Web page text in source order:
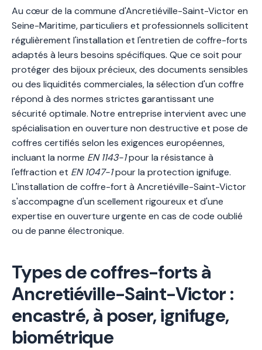
Au cœur de la commune d'Ancretiéville-Saint-Victor en
Seine-Maritime, particuliers et professionnels sollicitent
régulièrement l'installation et l'entretien de coffre-forts
adaptés à leurs besoins spécifiques. Que ce soit pour
protéger des bijoux précieux, des documents sensibles
ou des liquidités commerciales, la sélection d'un coffre
répond à des normes strictes garantissant une
sécurité optimale. Notre entreprise intervient avec une
spécialisation en ouverture non destructive et pose de
coffres certifiés selon les exigences européennes,
incluant la norme EN 1143-1pour la résistance à
l'effraction et EN 1047-1pour la protection ignifuge.
L'installation de coffre-fort à Ancretiéville-Saint-Victor
s'accompagne d'un scellement rigoureux et d'une
expertise en ouverture urgente en cas de code oublié
ou de panne électronique.
Types de coffres-forts à
Ancretiéville-Saint-Victor :
encastré, à poser, ignifuge,
biométrique